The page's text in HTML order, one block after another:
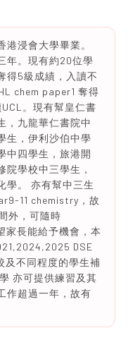
港浸會大學畢業。
年。現有約20位學
得5級成績，入讀不
chem paper1 奪得
。現有幫皇仁書
，九龍華仁書院中
生，伊利沙伯中學
中四學生，旅港開
院學校中三學生，
學。 亦有幫中三生
11 chemistry，故
外，可隨時
長能給予機會，本
DSE
及不同程度的學生補
亦可提供練習及其
作超過一年，故有